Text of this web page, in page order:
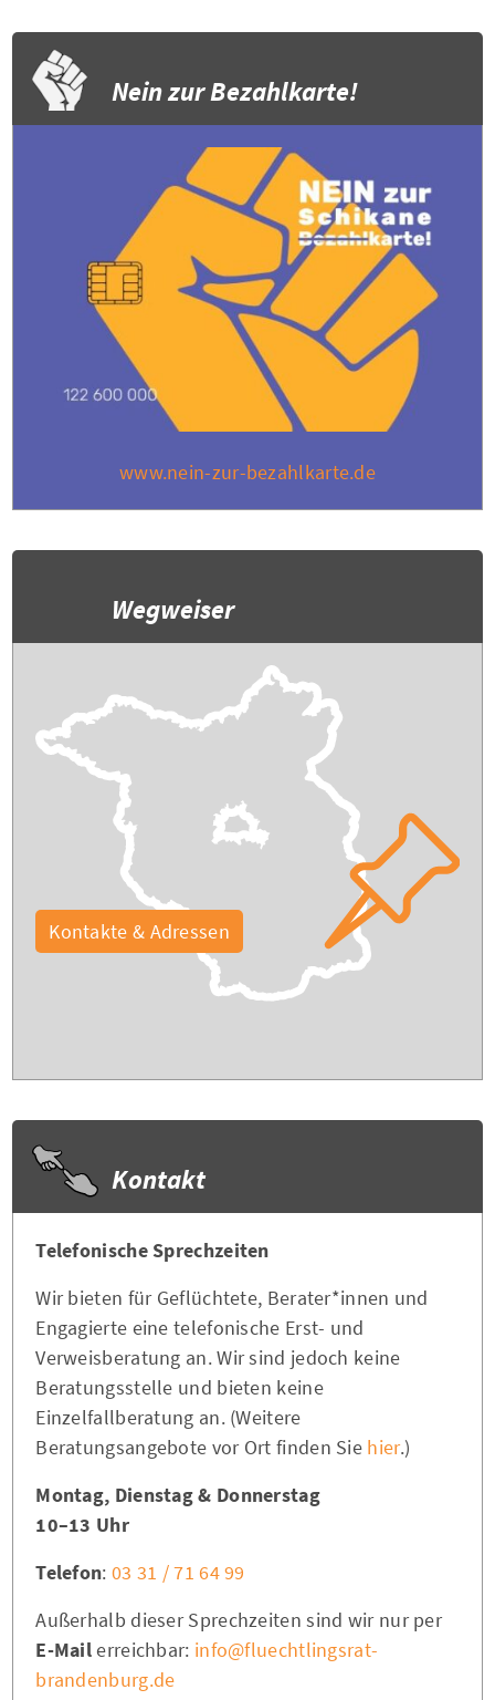
Nein zur Bezahlkarte!
www.nein-zur-bezahlkarte.de
Wegweiser
Kontakte & Adressen
Kontakt
Telefonische Sprechzeiten
Wir bieten für Geflüchtete, Berater*innen und
Engagierte eine telefonische Erst- und
Verweisberatung an. Wir sind jedoch keine
Beratungsstelle und bieten keine
Einzelfallberatung an. (Weitere
Beratungsangebote vor Ort finden Sie hier.)
Montag, Dienstag & Donnerstag
10–13 Uhr
Telefon: 03 31 / 71 64 99
Außerhalb dieser Sprechzeiten sind wir nur per
E-Mailerreichbar: info@fluechtlingsrat-
brandenburg.de